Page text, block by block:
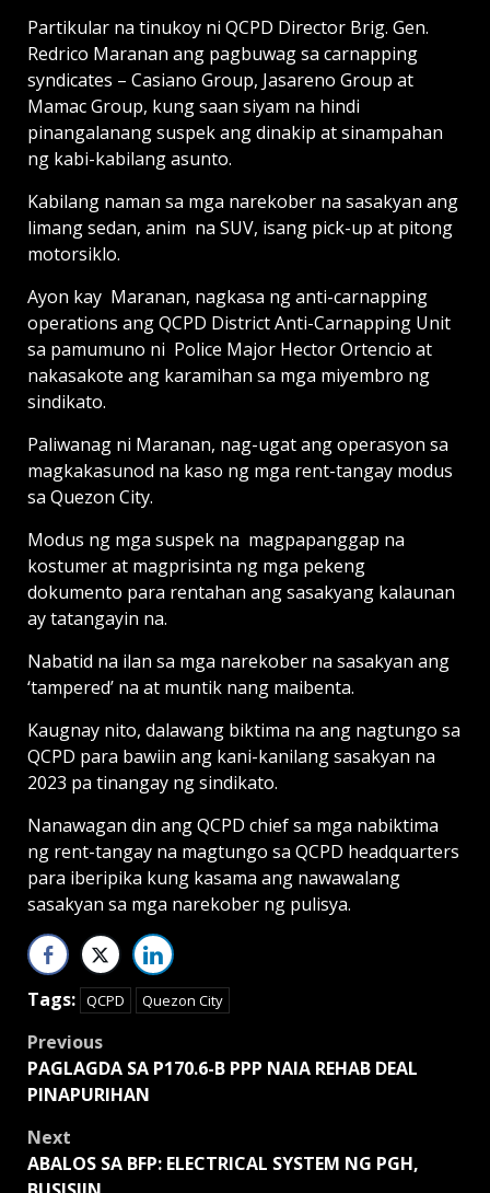
Partikular na tinukoy ni QCPD Director Brig. Gen.
Redrico Maranan ang pagbuwag sa carnapping
syndicates – Casiano Group, Jasareno Group at
Mamac Group, kung saan siyam na hindi
pinangalanang suspek ang dinakip at sinampahan
ng kabi-kabilang asunto.
Kabilang naman sa mga narekober na sasakyan ang
limang sedan, anim na SUV, isang pick-up at pitong
motorsiklo.
Ayon kay Maranan, nagkasa ng anti-carnapping
operations ang QCPD District Anti-Carnapping Unit
sa pamumuno ni Police Major Hector Ortencio at
nakasakote ang karamihan sa mga miyembro ng
sindikato.
Paliwanag ni Maranan, nag-ugat ang operasyon sa
magkakasunod na kaso ng mga rent-tangay modus
sa Quezon City.
Modus ng mga suspek na magpapanggap na
kostumer at magprisinta ng mga pekeng
dokumento para rentahan ang sasakyang kalaunan
ay tatangayin na.
Nabatid na ilan sa mga narekober na sasakyan ang
‘tampered’ na at muntik nang maibenta.
Kaugnay nito, dalawang biktima na ang nagtungo sa
QCPD para bawiin ang kani-kanilang sasakyan na
2023 pa tinangay ng sindikato.
Nanawagan din ang QCPD chief sa mga nabiktima
ng rent-tangay na magtungo sa QCPD headquarters
para iberipika kung kasama ang nawawalang
sasakyan sa mga narekober ng pulisya.
Tags: QCPD Quezon City
Post
navigation
Previous
PAGLAGDA SA P170.6-B PPP NAIA REHAB DEAL
PINAPURIHAN
Next
ABALOS SA BFP: ELECTRICAL SYSTEM NG PGH,